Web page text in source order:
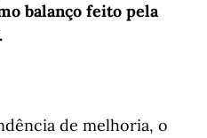
balanço feito pela
de melhoria, o